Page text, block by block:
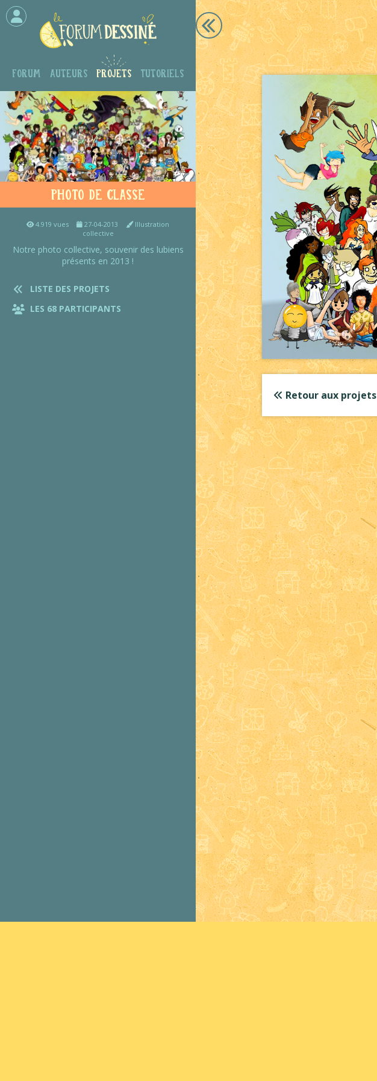
Forum Auteurs Projets Tutoriels
Photo de classe
4.919 vues 27-04-2013
Illustration
collective
Notre photo collective, souvenir des lubiens
présents en 2013 !
LISTE DES PROJETS
LES 68 PARTICIPANTS
Retour aux projets